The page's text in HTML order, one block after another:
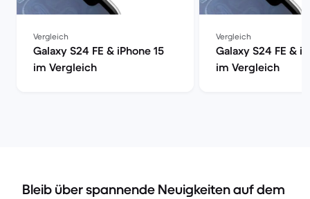
Vergleich
Galaxy S24 FE & iPhone 15
im Vergleich
Vergleich
Galaxy S24 FE &
im Vergleich
Bleib über spannende Neuigkeiten auf dem